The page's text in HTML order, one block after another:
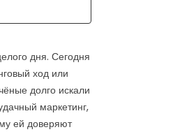
ОРИГИНАЛ ОТ ПОДДЕЛКИ?
Недобросовестные продавцы
доверием покупателей, поэтому
мы подготовили несколько
дня. Сегодня
ход или
долго искали
маркетинг,
ей доверяют